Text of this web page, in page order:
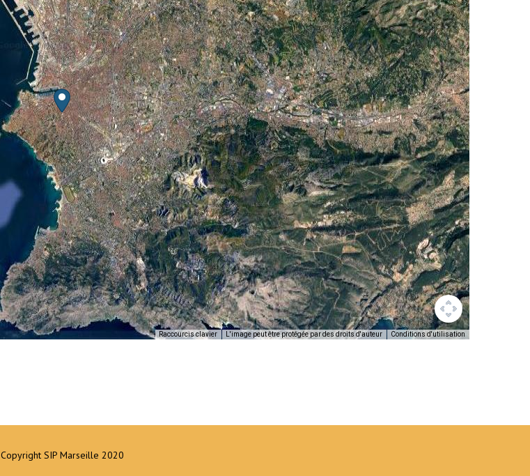
Raccourcis clavier L'image peut être protégée par des droits d'auteur Conditions d'utilisation
Copyright SIP Marseille 2020